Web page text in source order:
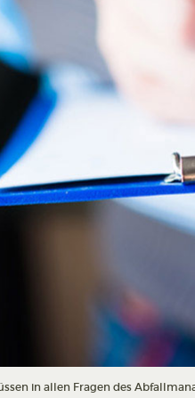
in allen Fragen des